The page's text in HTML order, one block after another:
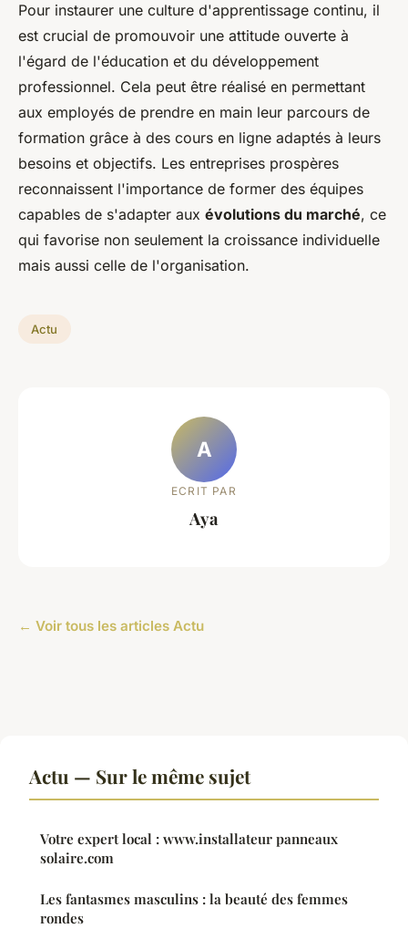
Pour instaurer une culture d'apprentissage continu, il
est crucial de promouvoir une attitude ouverte à
l'égard de l'éducation et du développement
professionnel. Cela peut être réalisé en permettant
aux employés de prendre en main leur parcours de
formation grâce à des cours en ligne adaptés à leurs
besoins et objectifs. Les entreprises prospères
reconnaissent l'importance de former des équipes
capables de s'adapter aux évolutions du marché, ce
qui favorise non seulement la croissance individuelle
mais aussi celle de l'organisation.
Actu
A
ECRIT PAR
Aya
← Voir tous les articles Actu
Actu — Sur le même sujet
Votre expert local : www.installateur panneaux
solaire.com
Les fantasmes masculins : la beauté des femmes
rondes